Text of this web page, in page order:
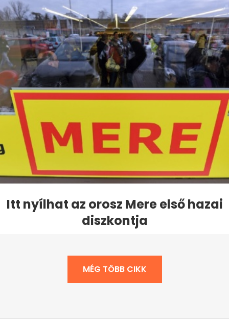
Itt nyílhat az orosz Mere első hazai
diszkontja
MÉG TÖBB CIKK